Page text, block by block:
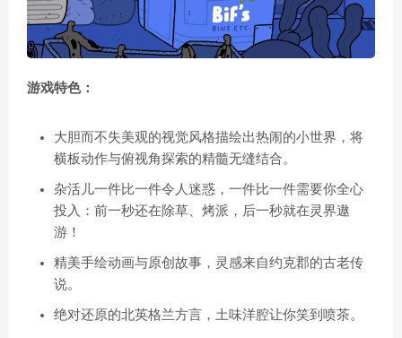
游戏特色：
大胆而不失美观的视觉风格描绘出热闹的小世界，将
横板动作与俯视角探索的精髓无缝结合。
杂活儿一件比一件令人迷惑，一件比一件需要你全心
投入：前一秒还在除草、烤派，后一秒就在灵界遨
游！
精美手绘动画与原创故事，灵感来自约克郡的古老传
说。
绝对还原的北英格兰方言，土味洋腔让你笑到喷茶。